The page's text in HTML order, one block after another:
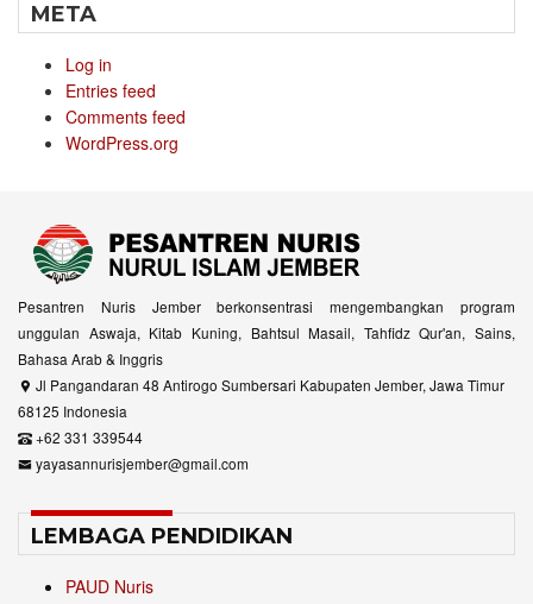
META
Log in
Entries feed
Comments feed
WordPress.org
Pesantren Nuris Jember berkonsentrasi mengembangkan program
unggulan Aswaja, Kitab Kuning, Bahtsul Masail, Tahfidz Qur'an, Sains,
Bahasa Arab & Inggris
Jl Pangandaran 48 Antirogo Sumbersari Kabupaten Jember, Jawa Timur
68125 Indonesia
+62 331 339544
yayasannurisjember@gmail.com
LEMBAGA PENDIDIKAN
PAUD Nuris